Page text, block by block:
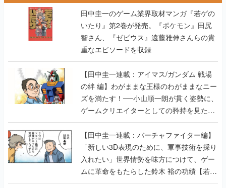
重なエピソードを収録
【田中圭一連載：アイマス/ガンダム 戦場
の絆 編】わがままな王様のわがままなニー
ズを満たす！──小山順一朗が貫く姿勢に、
ゲームクリエイターとしての矜持を見た
【若ゲのいたり最終回】
【田中圭一連載：バーチャファイター編】
「新しい3D表現のために、軍事技術を採り
入れたい」世界情勢を味方につけて、ゲー
ムに革命をもたらした鈴木 裕の功績【若ゲ
のいたり】
【田中圭一：若ゲのいたり】ゲーム開発統
合環境「Unreal Engine」最新バージョン
で、開発環境はどう変わる？ ゲーム業界向